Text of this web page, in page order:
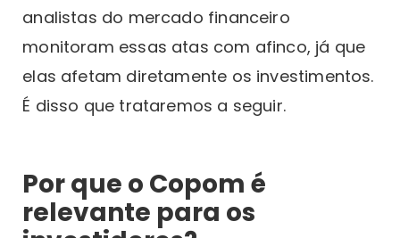
analistas do mercado financeiro
monitoram essas atas com afinco, já que
elas afetam diretamente os investimentos.
É disso que trataremos a seguir.
Por que o Copom é
relevante para os